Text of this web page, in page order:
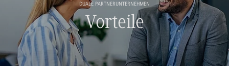
DUALE PARTNERUNTERNEHMEN
Vorteile